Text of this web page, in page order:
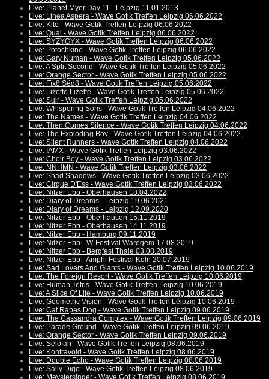
Live: Planet Myer Day 11 - Leipzig 11.01.2013
Live: Linea Aspera - Wave Gotik Treffen Leipzig 06.06.2022
Live: Kite - Wave Gotik Treffen Leipzig 06.06.2022
Live: Qual - Wave Gotik Treffen Leipzig 06.06.2022
Live: SYZYGYX - Wave Gotik Treffen Leipzig 06.06.2022
Live: Potochkine - Wave Gotik Treffen Leipzig 06.06.2022
Live: Gary Numan - Wave Gotik Treffen Leipzig 05.06.2022
Live: A Split Second - Wave Gotik Treffen Leipzig 05.06.2022
Live: Orange Sector - Wave Gotik Treffen Leipzig 05.06.2022
Live: Fïx8:Sëd8 - Wave Gotik Treffen Leipzig 05.06.2022
Live: Lizette Lizette - Wave Gotik Treffen Leipzig 05.06.2022
Live: Suir - Wave Gotik Treffen Leipzig 05.06.2022
Live: Whispering Sons - Wave Gotik Treffen Leipzig 04.06.2022
Live: The Names - Wave Gotik Treffen Leipzig 04.06.2022
Live: Then Comes Silence - Wave Gotik Treffen Leipzig 04.06.2022
Live: The Exploding Boy - Wave Gotik Treffen Leipzig 04.06.2022
Live: Silent Runners - Wave Gotik Treffen Leipzig 04.06.2022
Live: IAMX - Wave Gotik Treffen Leipzig 03.06.2022
Live: Choir Boy - Wave Gotik Treffen Leipzig 03.06.2022
Live: NNHMN - Wave Gotik Treffen Leipzig 03.06.2022
Live: Shad Shadows - Wave Gotik Treffen Leipzig 03.06.2022
Live: Cirque D'Ess - Wave Gotik Treffen Leipzig 03.06.2022
Live: Nitzer Ebb - Oberhausen 18.04.2022
Live: Diary of Dreams - Leipzig 19.06.2021
Live: Diary of Dreams - Leipzig 12.09.2020
Live: Nitzer Ebb - Oberhausen 15.11.2019
Live: Nitzer Ebb - Oberhausen 14.11.2019
Live: Nitzer Ebb - Hamburg 09.11.2019
Live: Nitzer Ebb - W-Festival Waregem 17.08.2019
Live: Nitzer Ebb - Bergfest Thale 03.08.2019
Live: Nitzer Ebb - Amphi Festival Köln 20.07.2019
Live: Sad Lovers And Giants - Wave Gotik Treffen Leipzig 10.06.2019
Live: The Foreign Resort - Wave Gotik Treffen Leipzig 10.06.2019
Live: Human Tetris - Wave Gotik Treffen Leipzig 10.06.2019
Live: A Slice Of Life - Wave Gotik Treffen Leipzig 10.06.2019
Live: Geometric Vision - Wave Gotik Treffen Leipzig 10.06.2019
Live: Cat Rapes Dog - Wave Gotik Treffen Leipzig 09.06.2019
Live: The Cassandra Complex - Wave Gotik Treffen Leipzig 09.06.2019
Live: Parade Ground - Wave Gotik Treffen Leipzig 09.06.2019
Live: Orange Sector - Wave Gotik Treffen Leipzig 09.06.2019
Live: Selofan - Wave Gotik Treffen Leipzig 08.06.2019
Live: Kontravoid - Wave Gotik Treffen Leipzig 08.06.2019
Live: Double Echo - Wave Gotik Treffen Leipzig 08.06.2019
Live: Sally Dige - Wave Gotik Treffen Leipzig 08.06.2019